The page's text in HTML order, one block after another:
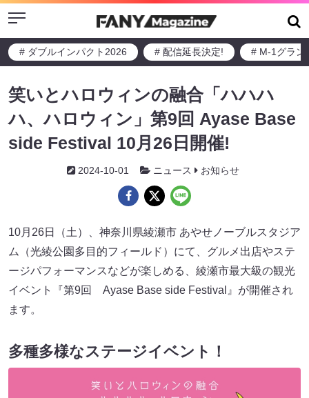
Menu
# ダブルインパクト2026 # 配信延長決定! # M-1グラン
笑いとハロウィンの融合「ハハハ
ハ、ハロウィン」第9回 Ayase Base
side Festival 10月26日開催!
2024-10-01 ニュース お知らせ
10月26日（土）、神奈川県綾瀬市 あやせノーブルスタジア
ム（光綾公園多目的フィールド）にて、グルメ出店やステ
ージパフォーマンスなどが楽しめる、綾瀬市最大級の観光
イベント『第9回 Ayase Base side Festival』が開催され
ます。
多種多様なステージイベント！